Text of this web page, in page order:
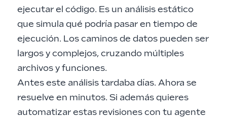
ejecutar el código. Es un análisis estático
que simula qué podría pasar en tiempo de
ejecución. Los caminos de datos pueden ser
largos y complejos, cruzando múltiples
archivos y funciones.
Antes este análisis tardaba días. Ahora se
resuelve en minutos. Si además quieres
automatizar estas revisiones con tu agente